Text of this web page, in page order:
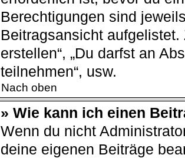
Berechtigungen sind
Beitragsansicht aufgelistet.
erstellen“, „Du darfst an
teilnehmen“, usw.
Nach oben
» Wie kann ich einen
Wenn du nicht
deine eigenen Beiträge